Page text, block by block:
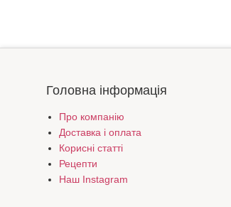
Головна інформація
Про компанію
Доставка і оплата
Корисні статті
Рецепти
Наш Instagram